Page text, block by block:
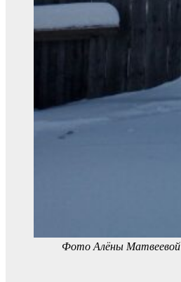
Фото Алёны Матвеевой